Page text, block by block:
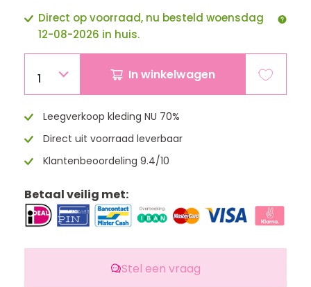
Direct op voorraad, nu besteld woensdag
12-08-2026 in huis.
1 In winkelwagen
Leegverkoop kleding NU 70%
Direct uit voorraad leverbaar
Klantenbeoordeling 9.4/10
Betaal veilig met:
Stel een vraag